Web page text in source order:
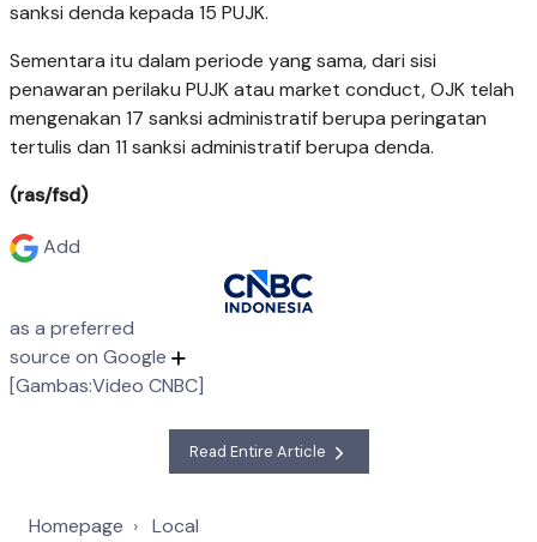
sanksi denda kepada 15 PUJK.
Sementara itu dalam periode yang sama, dari sisi
penawaran perilaku PUJK atau market conduct, OJK telah
mengenakan 17 sanksi administratif berupa peringatan
tertulis dan 11 sanksi administratif berupa denda.
(ras/fsd)
Add
as a preferred
source on Google
[Gambas:Video CNBC]
Read Entire Article
Homepage
Local